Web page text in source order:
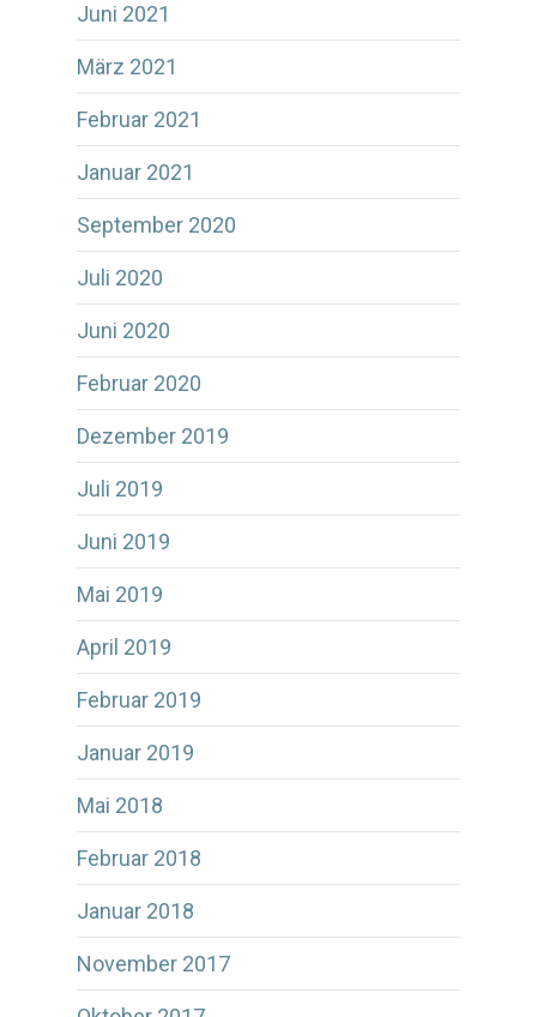
Juni 2021
März 2021
Februar 2021
Januar 2021
September 2020
Juli 2020
Juni 2020
Februar 2020
Dezember 2019
Juli 2019
Juni 2019
Mai 2019
April 2019
Februar 2019
Januar 2019
Mai 2018
Februar 2018
Januar 2018
November 2017